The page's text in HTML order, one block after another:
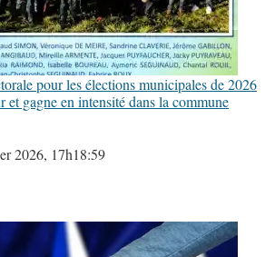
pour les élections municipales de 2026
et gagne en intensité dans la commune
2026, 17h18:59